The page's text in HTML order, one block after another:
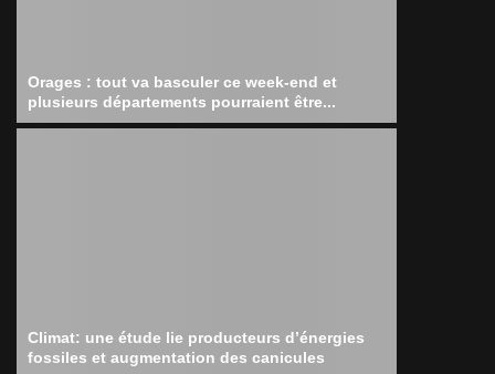
Orages : tout va basculer ce week-end et
plusieurs départements pourraient être...
Climat: une étude lie producteurs d’énergies
fossiles et augmentation des canicules